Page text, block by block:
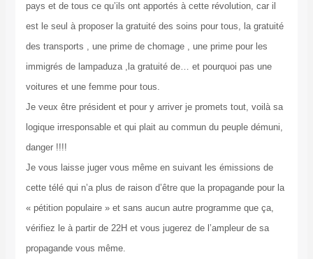
pays et de tous ce qu’ils ont apportés à cette révolution, car il
est le seul à proposer la gratuité des soins pour tous, la gratuité
des transports , une prime de chomage , une prime pour les
immigrés de lampaduza ,la gratuité de… et pourquoi pas une
voitures et une femme pour tous.
Je veux être président et pour y arriver je promets tout, voilà sa
logique irresponsable et qui plait au commun du peuple démuni,
danger !!!!
Je vous laisse juger vous même en suivant les émissions de
cette télé qui n’a plus de raison d’être que la propagande pour la
« pétition populaire » et sans aucun autre programme que ça,
vérifiez le à partir de 22H et vous jugerez de l’ampleur de sa
propagande vous même.